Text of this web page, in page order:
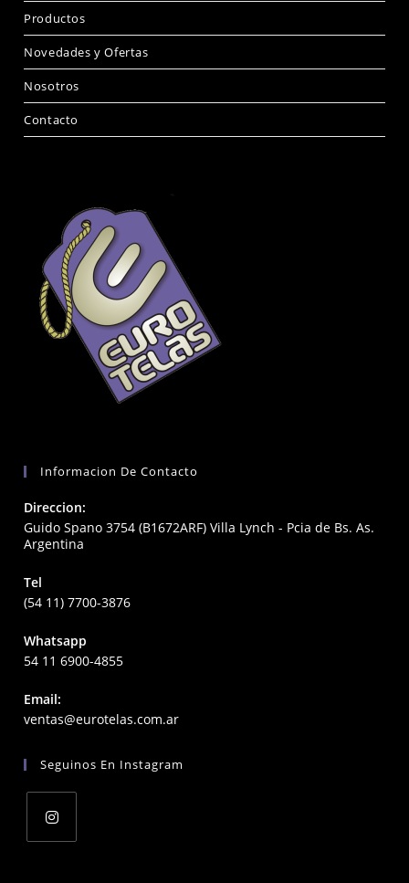
Productos
Novedades y Ofertas
Nosotros
Contacto
Informacion De Contacto
Direccion:
Guido Spano 3754 (B1672ARF) Villa Lynch - Pcia de Bs. As.
Argentina
Tel
(54 11) 7700-3876
Whatsapp
54 11 6900-4855
Email:
ventas@eurotelas.com.arOpens
application
Seguinos En Instagram